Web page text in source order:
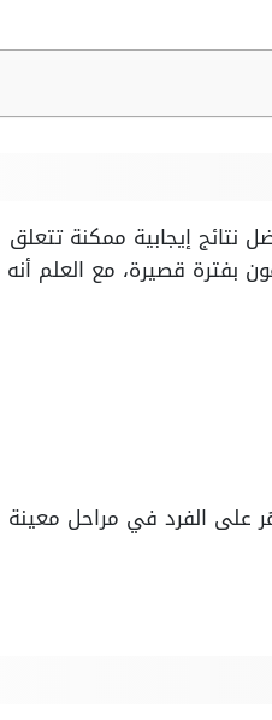
إيجابية ممكنة تتعلق
بفترة قصيرة، مع العلم أنه
على الفرد في مراحل